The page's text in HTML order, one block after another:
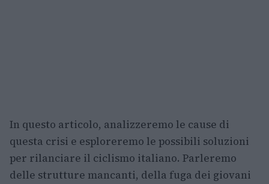
In questo articolo, analizzeremo le cause di
questa crisi e esploreremo le possibili soluzioni
per rilanciare il ciclismo italiano. Parleremo
delle strutture mancanti, della fuga dei giovani